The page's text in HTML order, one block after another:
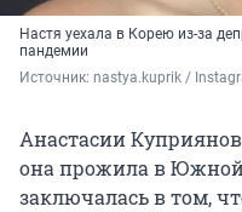
Настя уехала в Корею из-за
пандемии
Источник: nastya.kuprik /
Анастасии
она прожила в Южной
заключалась в том,